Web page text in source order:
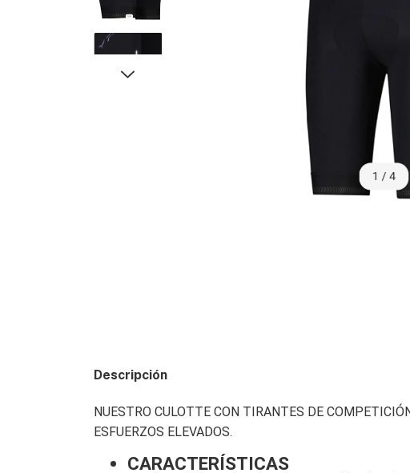
Descripción
NUESTRO CULOTTE CON TIRANTES DE
ESFUERZOS ELEVADOS.
CARACTERÍSTICAS